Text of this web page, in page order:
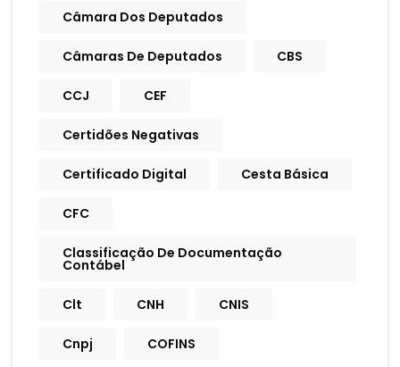
Câmara Dos Deputados
Câmaras De Deputados CBS
CCJ CEF
Certidões Negativas
Certificado Digital Cesta Básica
CFC
Classificação De Documentação
Contábel
Clt CNH CNIS
Cnpj COFINS